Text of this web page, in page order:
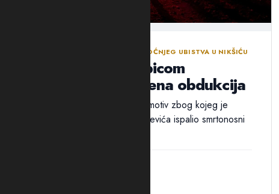
NASTAVLJENA ISTRAGA NAKON SINOĆNJEG UBISTVA U NIKŠIĆU
Policija traga za ubicom
Mrvaljevića, naložena obdukcija
Ni nakon 18 sati nije utvrđen ni motiv zbog kojeg je
ubica, navodno, u potiljak Mrvaljevića ispalio smrtonosni